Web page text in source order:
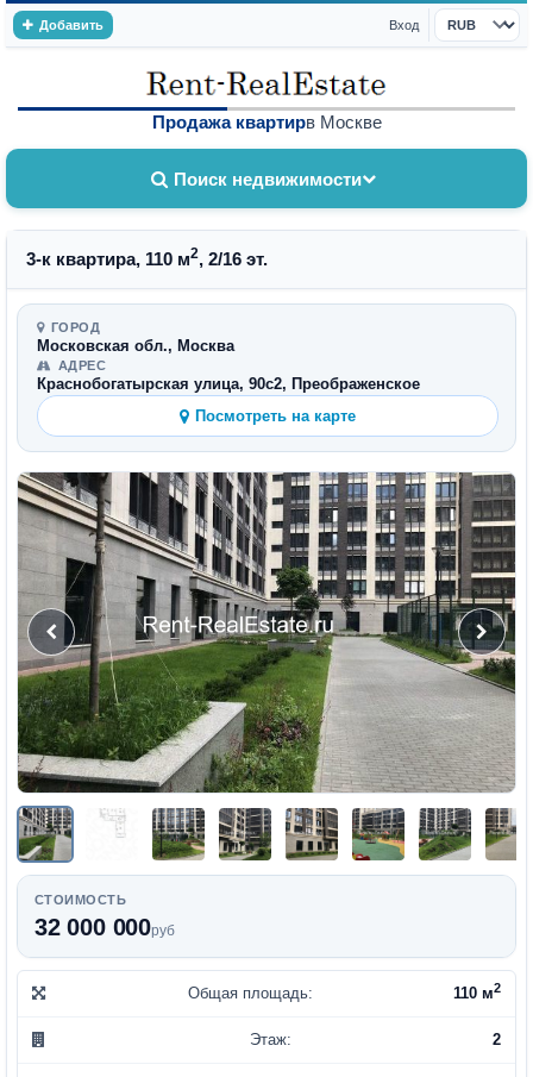
Добавить Вход
Валюта
Продажа квартирв Москве
Поиск недвижимости
3-к квартира, 110 м2, 2/16 эт.
ГОРОД
Московская обл., Москва
АДРЕС
Краснобогатырская улица, 90с2, Преображенское
Посмотреть на карте
СТОИМОСТЬ
32 000 000руб
Общая площадь: 110 м2
Этаж: 2